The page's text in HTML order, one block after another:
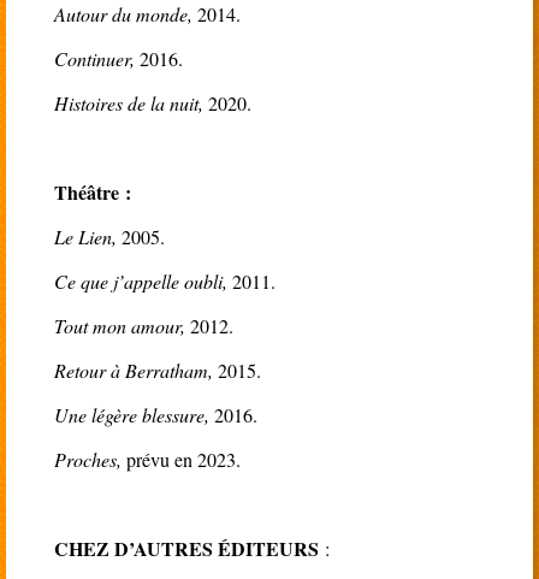
Autour du monde, 2014.
Continuer, 2016.
Histoires de la nuit, 2020.
Théâtre :
Le Lien, 2005.
Ce que j’appelle oubli, 2011.
Tout mon amour, 2012.
Retour à Berratham, 2015.
Une légère blessure, 2016.
Proches, prévu en 2023.
CHEZ D’AUTRES ÉDITEURS :